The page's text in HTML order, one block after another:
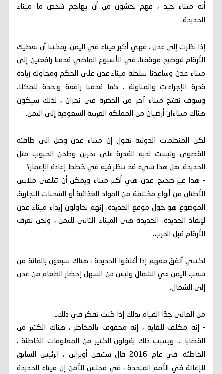
أنه ميناء جيد ، فهم يخشون من أن يهاجم شخص ما ميناء
الحديدة.
إذا نظرت إلى عدن ، فهي أكبر ميناء في اليمن. يمكننا أن نعطيك
الأرقام لتوضيح موقفنا. في الأسبوع الماضي قدمنا ​​رافعتين إلى
ميناء عدن وساعدنا سلطة ميناء عدن على الحكم ومحاولة زيادة
قدرة الإجراءات والمناولة . كما قدمنا ​​رافعة واحدة للمكلا.
وسوف نفتح ميناء آخر من الخضرة في نجران ، لذلك سيكون
هناك ميناءان أرضيان من المملكة العربية السعودية إلى اليمن.
لكن المنظمات الدولية تقول إن ميناء عدن وصل الى طاقته
القصوى وليست لديه القدرة على تخزين وطحن الحبوب مثل
الحديدة. هل هذا شيء قد تنظر فيه في خطط إعادة الإعمار؟
- هذا غير صحيح. عدن هي أكبر ميناء ويمكن أن تتلقى ملايين
الأطنان من أنواع مختلفة من المواد الغذائية أو الشحنات التجارية.
الموضوع هو حول موقع الحديدة. إنهم يحاولون إيذاء ميناء عدن
لإنقاذ الحديدة. الحديدة هي الميناء الثاني لليمن ، ونحن نعرف
الأرقام قبل الحرب.
لكنني أتفق معهم إذا أغلقوا الحديدة ، هناك سبعون بالمائة من
شعب اليمن في الشمال وليس من السهل إحضار الطعام من عدن
إلى الشمال.
من الغالي جدًا القيام بذلك إذا كنت تفكر في ذلك...
- إنه مكلف للغاية ، إنه محفوف بالمخاطر ، هناك الكثير من
القضايا ... وبسبب ذلك يقولون الكثير من المعلومات الخاطئة ،
الخاطئة. في عام 2016 قال ستيفن أوبراين ، الرئيس السابق
للإغاثة في الأمم المتحدة ، في مجلس الأمن إن ميناء الحديدة